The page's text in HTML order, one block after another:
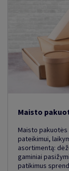
Maisto
Maisto
pateikimui,
asortimentą:
gaminiai
patikimus